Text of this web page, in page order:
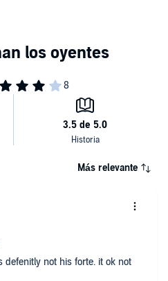
Más relevante
defenitly not his forte. it ok not